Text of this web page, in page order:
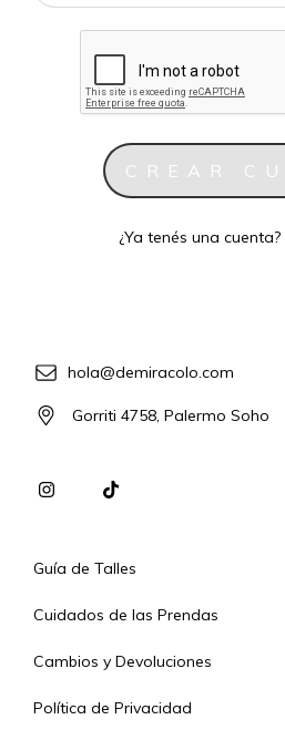
¿Ya tenés una cuenta?
hola@demiracolo.com
Gorriti 4758, Palermo Soho
Guía de Talles
Cuidados de las Prendas
Cambios y Devoluciones
Política de Privacidad